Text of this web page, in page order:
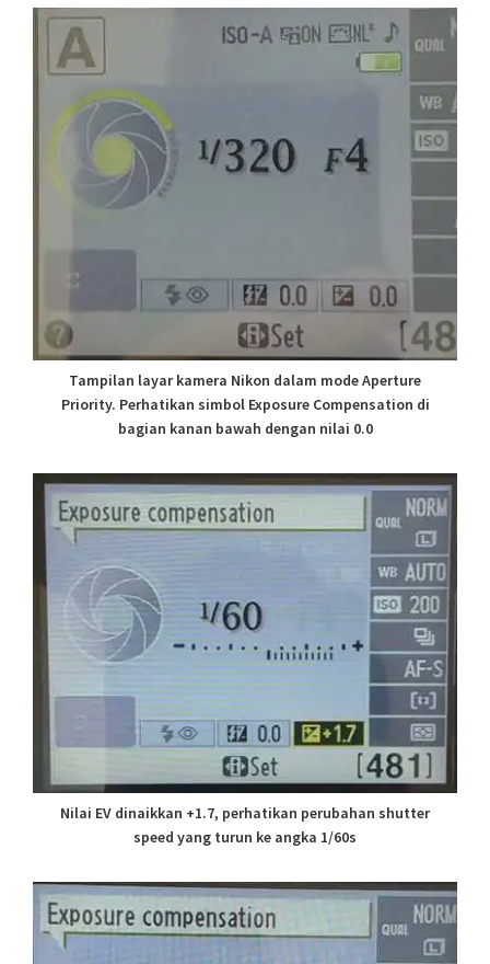
Tampilan layar kamera Nikon dalam mode Aperture
Priority. Perhatikan simbol Exposure Compensation di
bagian kanan bawah dengan nilai 0.0
Nilai EV dinaikkan +1.7, perhatikan perubahan shutter
speed yang turun ke angka 1/60s